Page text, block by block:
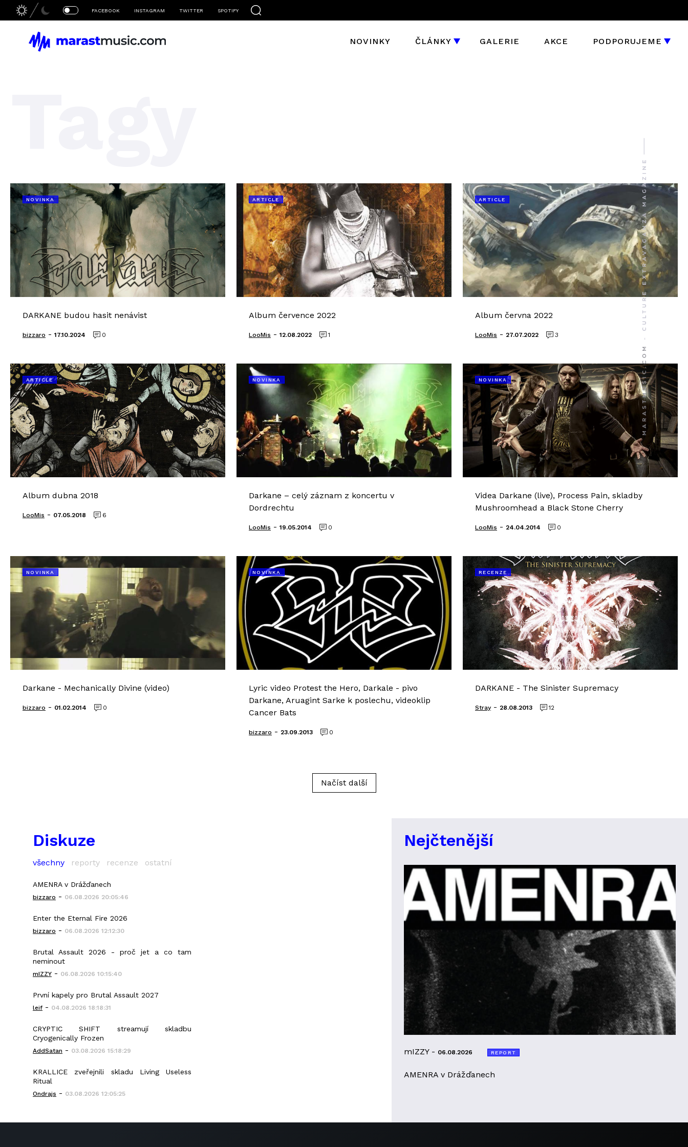
FACEBOOK INSTAGRAM TWITTER SPOTIFY
NOVINKY ČLÁNKY GALERIE AKCE PODPORUJEME
NOVINKA
DARKANE budou hasit nenávist
bizzaro - 17.10.2024 0
ARTICLE
Album července 2022
LooMis - 12.08.2022 1
ARTICLE
Album června 2022
LooMis - 27.07.2022 3
ARTICLE
Album dubna 2018
LooMis - 07.05.2018 6
NOVINKA
Darkane – celý záznam z koncertu v
Dordrechtu
LooMis - 19.05.2014 0
NOVINKA
Videa Darkane (live), Process Pain, skladby
Mushroomhead a Black Stone Cherry
LooMis - 24.04.2014 0
NOVINKA
Darkane - Mechanically Divine (video)
bizzaro - 01.02.2014 0
NOVINKA
Lyric video Protest the Hero, Darkale - pivo
Darkane, Aruagint Sarke k poslechu, videoklip
Cancer Bats
bizzaro - 23.09.2013 0
RECENZE
DARKANE - The Sinister Supremacy
Stray - 28.08.2013 12
Načíst další
Diskuze
všechny reporty recenze ostatní
AMENRA v Drážďanech
bizzaro - 06.08.2026 20:05:46
Enter the Eternal Fire 2026
bizzaro - 06.08.2026 12:12:30
Brutal Assault 2026 - proč jet a co tam
neminout
mIZZY - 06.08.2026 10:15:40
První kapely pro Brutal Assault 2027
leif - 04.08.2026 18:18:31
CRYPTIC SHIFT streamují skladbu
Cryogenically Frozen
AddSatan - 03.08.2026 15:18:29
KRALLICE zveřejnili skladu Living Useless
Ritual
Ondrajs - 03.08.2026 12:05:25
Nejčtenější
mIZZY - 06.08.2026 REPORT
AMENRA v Drážďanech